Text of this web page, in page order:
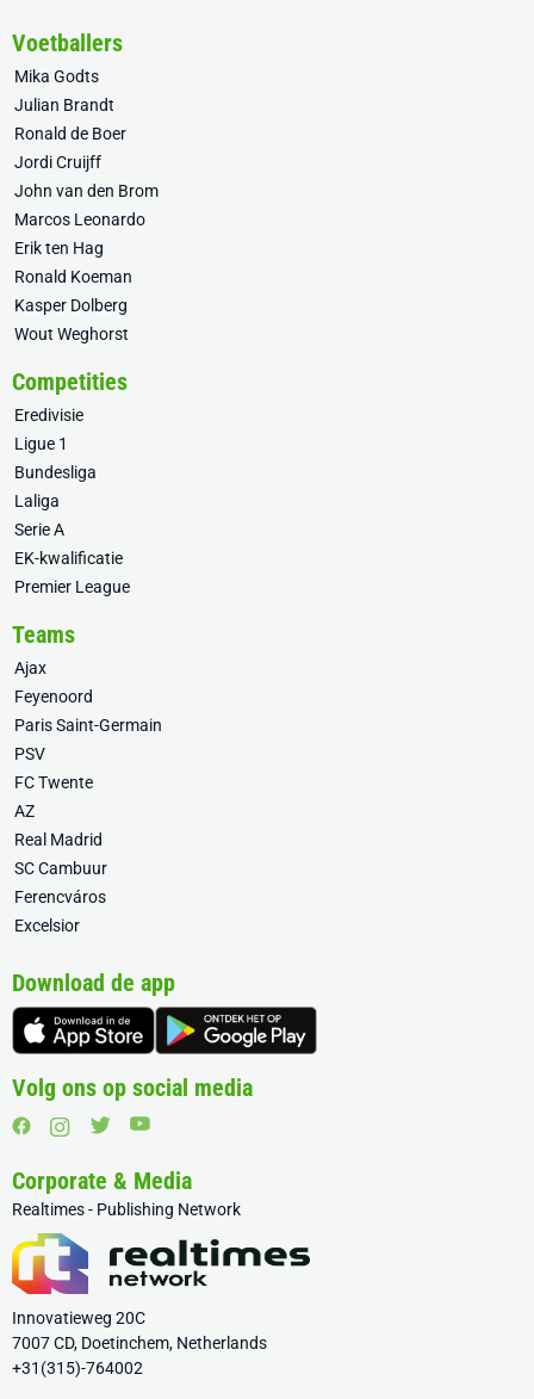
Voetballers
Mika Godts
Julian Brandt
Ronald de Boer
Jordi Cruijff
John van den Brom
Marcos Leonardo
Erik ten Hag
Ronald Koeman
Kasper Dolberg
Wout Weghorst
Competities
Eredivisie
Ligue 1
Bundesliga
Laliga
Serie A
EK-kwalificatie
Premier League
Teams
Ajax
Feyenoord
Paris Saint-Germain
PSV
FC Twente
AZ
Real Madrid
SC Cambuur
Ferencváros
Excelsior
Download de app
Volg ons op social media
Corporate & Media
Realtimes - Publishing Network
Innovatieweg 20C
7007 CD, Doetinchem, Netherlands
+31(315)-764002